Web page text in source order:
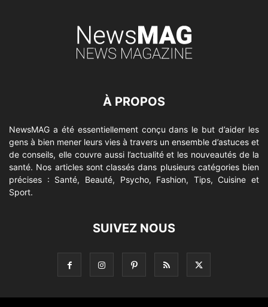
À PROPOS
NewsMAG a été essentiellement conçu dans le but d’aider les
gens à bien mener leurs vies à travers un ensemble d’astuces et
de conseils, elle couvre aussi l’actualité et les nouveautés de la
santé. Nos articles sont classés dans plusieurs catégories bien
précises : Santé, Beauté, Psycho, Fashion, Tips, Cuisine et
Sport.
SUIVEZ NOUS